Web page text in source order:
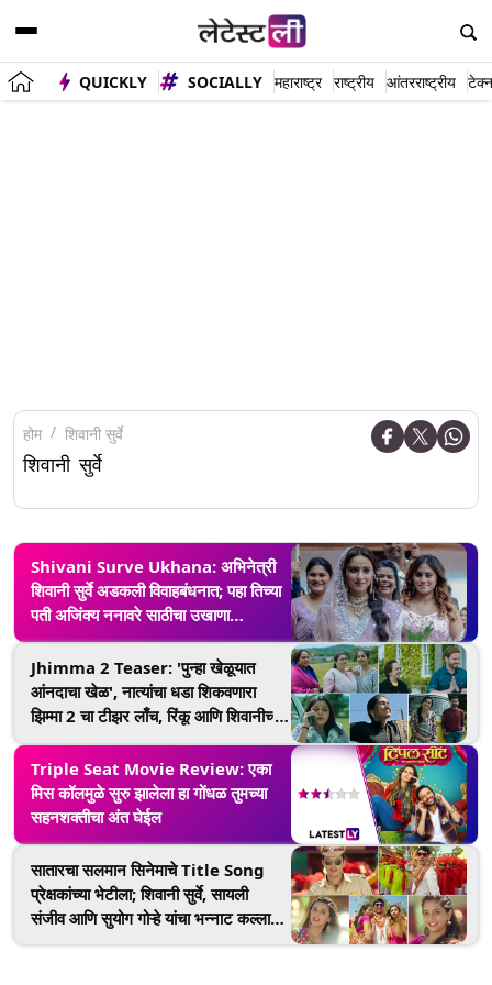
QUICKLY SOCIALLY महाराष्ट्र राष्ट्रीय आंतरराष्ट्रीय
होम शिवानी सुर्वे
शिवानी सुर्वे
Shivani Surve Ukhana: अभिनेत्री
शिवानी सुर्वे अडकली विवाहबंधनात; पहा तिच्या
पती अजिंक्य ननावरे साठीचा उखाणा
(Watch Video)
Jhimma 2 Teaser: 'पुन्हा खेळूयात
आंनदाचा खेळ', नात्यांचा धडा शिकवणारा
झिम्मा 2 चा टीझर लाँच, रिंकू आणि शिवानीच्या
एन्टीनं वेधल मनरिंकू राजगुरु आणि शिवानी
सुर्वेच्या एन्टीनं वेधल मन
Triple Seat Movie Review: एका
मिस कॉलमुळे सुरु झालेला हा गोंधळ तुमच्या
सहनशक्तीचा अंत घेईल
सातारचा सलमान सिनेमाचे Title Song
प्रेक्षकांच्या भेटीला; शिवानी सुर्वे, सायली
संजीव आणि सुयोग गोऱ्हे यांचा भन्नाट कल्ला
(Watch Video)